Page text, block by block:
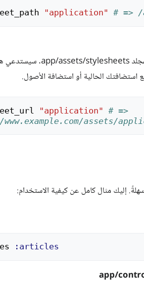
"application" # =>
استضافتك الحالية أو استضافة الأصول.
"application" # =>
assets/
:articles